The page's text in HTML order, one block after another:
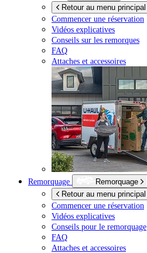
Retour au menu principal
Commencer une réservation
Vidéos explicatives
Conseils sur les remorques
FAQ
Attaches et accessoires
Remorquage
Remorquage
Retour au menu principal
Commencer une réservation
Vidéos explicatives
Conseils pour le remorquage
FAQ
Attaches et accessoires